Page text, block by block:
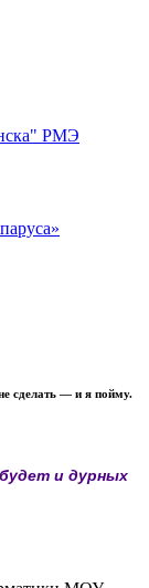
РМЭ
сделать — и я пойму.
и дурных